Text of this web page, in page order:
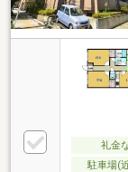
礼金
駐車場(